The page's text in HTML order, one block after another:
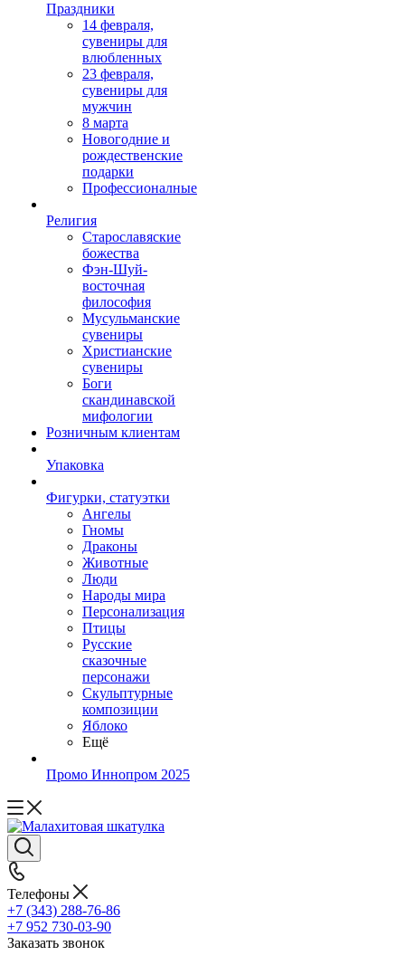
Праздники
14 февраля,
сувениры для
влюбленных
23 февраля,
сувениры для
мужчин
8 марта
Новогодние и
рождественские
подарки
Профессионалные
Религия
Старославяские
божества
Фэн-Шуй-
восточная
философия
Мусульманские
сувениры
Христианские
сувениры
Боги
скандинавской
мифологии
Розничным клиентам
Упаковка
Фигурки, статуэтки
Ангелы
Гномы
Драконы
Животные
Люди
Народы мира
Персонализация
Птицы
Русские
сказочные
персонажи
Скульптурные
композиции
Яблоко
Ещё
Промо Иннопром 2025
Телефоны
+7 (343) 288-76-86
+7 952 730-03-90
Заказать звонок